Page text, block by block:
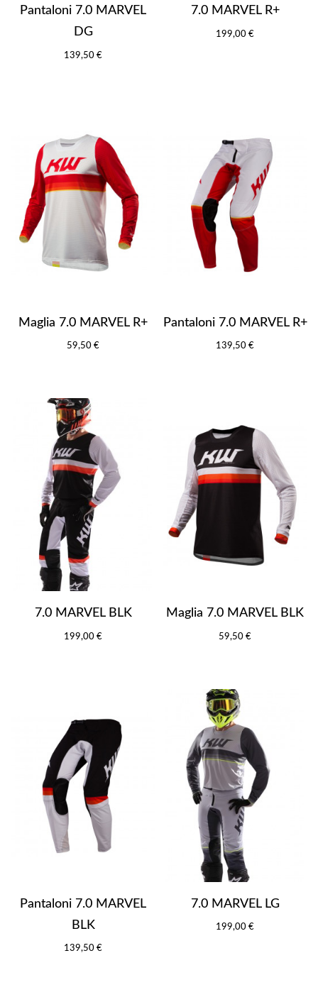
Pantaloni 7.0 MARVEL
DG
139,50 €
7.0 MARVEL R+
199,00 €
Maglia 7.0 MARVEL R+
59,50 €
Pantaloni 7.0 MARVEL R+
139,50 €
7.0 MARVEL BLK
199,00 €
Maglia 7.0 MARVEL BLK
59,50 €
Pantaloni 7.0 MARVEL
BLK
139,50 €
7.0 MARVEL LG
199,00 €